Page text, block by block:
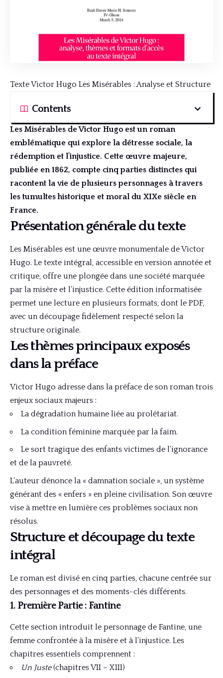
Texte Victor Hugo Les Misérables : Analyse et Structure
Contents
Les Misérables de Victor Hugo est un roman
emblématique qui explore la détresse sociale, la
rédemption et l’injustice. Cette œuvre majeure,
publiée en 1862, compte cinq parties distinctes qui
racontent la vie de plusieurs personnages à travers
les tumultes historique et moral du XIXe siècle en
France.
Présentation générale du texte
Les Misérables est une œuvre monumentale de Victor
Hugo. Le texte intégral, accessible en version annotée et
critique, offre une plongée dans une société marquée
par la misère et l’injustice. Cette édition informatisée
permet une lecture en plusieurs formats, dont le PDF,
avec un découpage fidèlement respecté selon la
structure originale.
Les thèmes principaux exposés
dans la préface
Victor Hugo adresse dans la préface de son roman trois
enjeux sociaux majeurs :
La dégradation humaine liée au prolétariat.
La condition féminine marquée par la faim.
Le sort tragique des enfants victimes de l’ignorance
et de la pauvreté.
L’auteur dénonce la « damnation sociale », un système
générant des « enfers » en pleine civilisation. Son œuvre
vise à mettre en lumière ces problèmes sociaux non
résolus.
Structure et découpage du texte
intégral
Le roman est divisé en cinq parties, chacune centrée sur
des personnages et des moments-clés différents.
1. Première Partie : Fantine
Cette section introduit le personnage de Fantine, une
femme confrontée à la misère et à l’injustice. Les
chapitres essentiels comprennent :
Un Juste(chapitres VII – XIII)